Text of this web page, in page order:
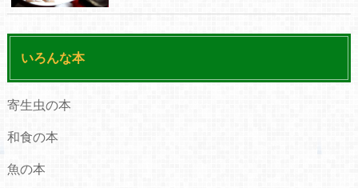
いろんな本
寄生虫の本
和食の本
魚の本